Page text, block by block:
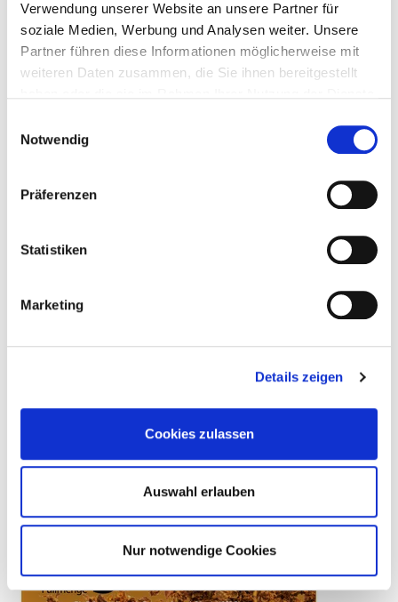
Verwendung unserer Website an unsere Partner für
soziale Medien, Werbung und Analysen weiter. Unsere
Partner führen diese Informationen möglicherweise mit
weiteren Daten zusammen, die Sie ihnen bereitgestellt
Notwendig
Präferenzen
Statistiken
Marketing
Details zeigen
Cookies zulassen
Auswahl erlauben
Nur notwendige Cookies
Räucherpellets
Räucherpellets